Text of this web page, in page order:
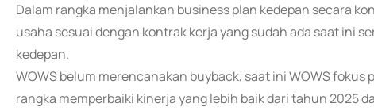
Dalam rangka menjalankan business plan kedepan secara
usaha sesuai dengan kontrak kerja yang sudah ada saat ini
kedepan.
WOWS belum merencanakan buyback, saat ini WOWS
rangka memperbaiki kinerja yang lebih baik dari tahun 2025